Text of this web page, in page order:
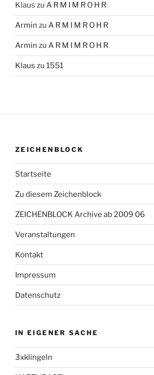
Klaus zu A R M I M R O H R
Armin zu A R M I M R O H R
Armin zu A R M I M R O H R
Klaus zu 1551
ZEICHENBLOCK
Startseite
Zu diesem Zeichenblock
ZEICHENBLOCK Archive ab 2009 06
Veranstaltungen
Kontakt
Impressum
Datenschutz
IN EIGENER SACHE
3xklingeln